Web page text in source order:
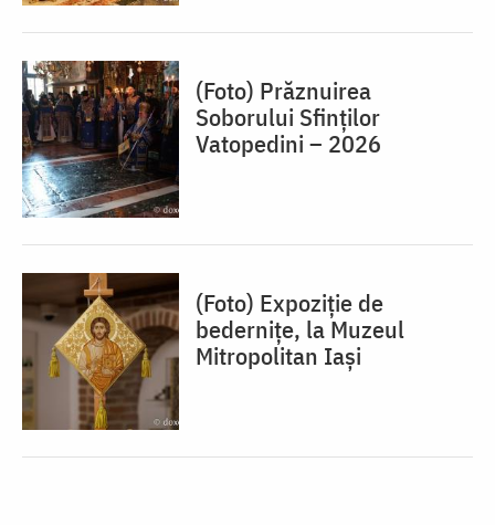
(Foto) Prăznuirea
Soborului Sfinților
Vatopedini – 2026
(Foto) Expoziție de
bedernițe, la Muzeul
Mitropolitan Iași